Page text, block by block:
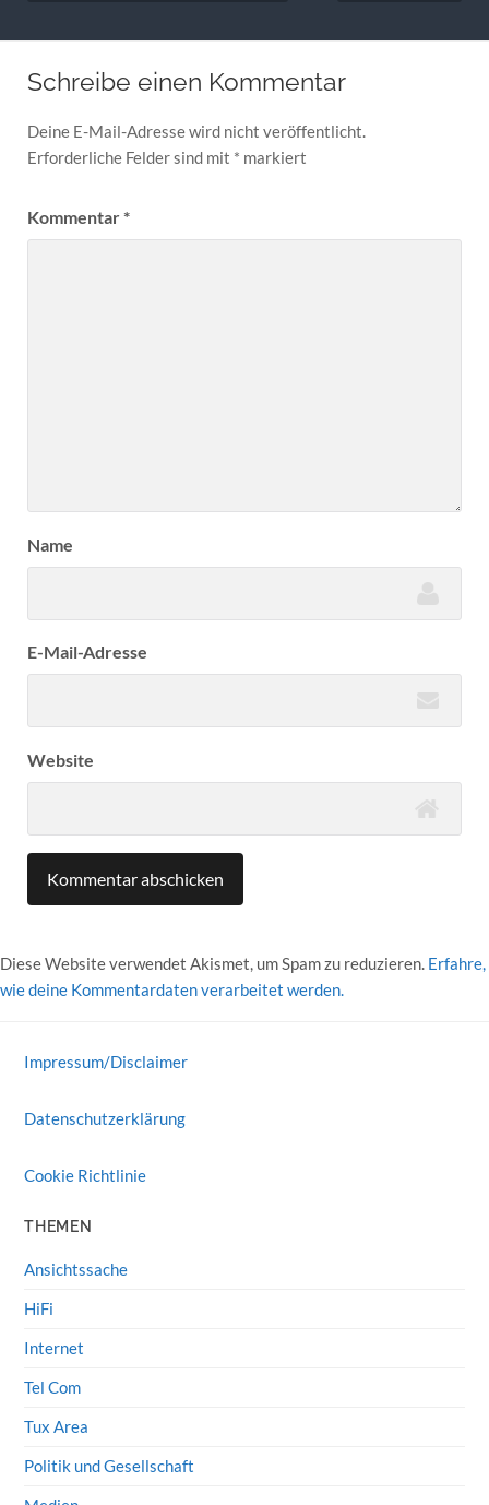
Schreibe einen Kommentar
Deine E-Mail-Adresse wird nicht veröffentlicht.
Erforderliche Felder sind mit * markiert
Kommentar*
Name
E-Mail-Adresse
Website
Diese Website verwendet Akismet, um Spam zu reduzieren. Erfahre,
wie deine Kommentardaten verarbeitet werden.
Impressum/Disclaimer
Datenschutzerklärung
Cookie Richtlinie
THEMEN
Ansichtssache
HiFi
Internet
Tel Com
Tux Area
Politik und Gesellschaft